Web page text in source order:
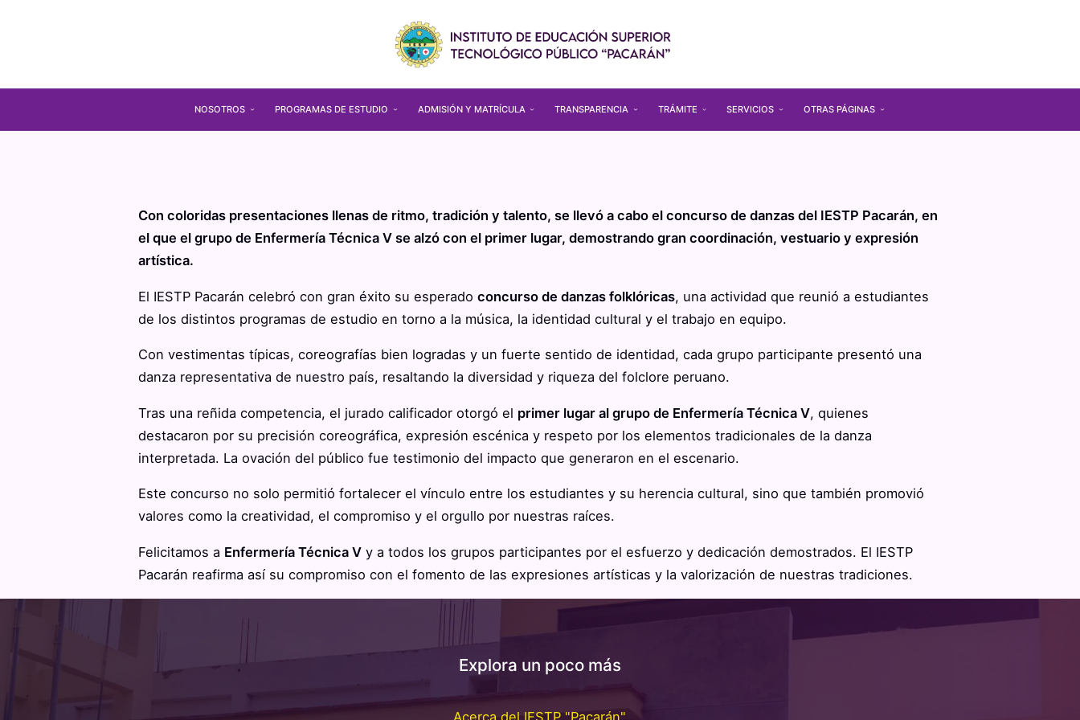
NOSOTROS PROGRAMAS DE ESTUDIO ADMISIÓN Y MATRÍCULA TRANSPARENCIA TRÁMITE SERVICIOS OTRAS PÁGINAS
Con coloridas presentaciones llenas de ritmo, tradición y talento, se llevó a cabo el concurso de danzas del IESTP Pacarán, en
el que el grupo de Enfermería Técnica V se alzó con el primer lugar, demostrando gran coordinación, vestuario y expresión
artística.
El IESTP Pacarán celebró con gran éxito su esperado concurso de danzas folklóricas, una actividad que reunió a estudiantes
de los distintos programas de estudio en torno a la música, la identidad cultural y el trabajo en equipo.
Con vestimentas típicas, coreografías bien logradas y un fuerte sentido de identidad, cada grupo participante presentó una
danza representativa de nuestro país, resaltando la diversidad y riqueza del folclore peruano.
Tras una reñida competencia, el jurado calificador otorgó el primer lugar al grupo de Enfermería Técnica V, quienes
destacaron por su precisión coreográfica, expresión escénica y respeto por los elementos tradicionales de la danza
interpretada. La ovación del público fue testimonio del impacto que generaron en el escenario.
Este concurso no solo permitió fortalecer el vínculo entre los estudiantes y su herencia cultural, sino que también promovió
valores como la creatividad, el compromiso y el orgullo por nuestras raíces.
Felicitamos a Enfermería Técnica V y a todos los grupos participantes por el esfuerzo y dedicación demostrados. El IESTP
Pacarán reafirma así su compromiso con el fomento de las expresiones artísticas y la valorización de nuestras tradiciones.
Explora un poco más